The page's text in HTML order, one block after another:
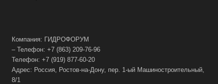
Компания: ГИДРОФОРУМ
– Телефон: +7 (863) 209-76-96
Телефон: +7 (919) 877-60-20
Адрес: Россия, Ростов-на-Дону, пер. 1-ый Машиностроительный,
8/1